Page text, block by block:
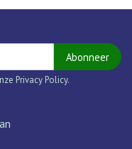
Abonneer
Privacy Policy.